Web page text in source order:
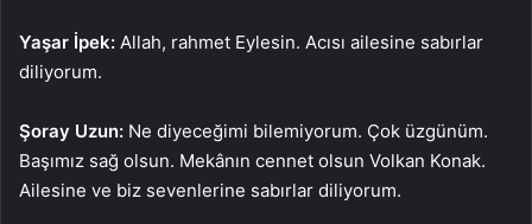
Yaşar İpek: Allah, rahmet Eylesin. Acısı ailesine sabırlar
diliyorum.
Şoray Uzun: Ne diyeceğimi bilemiyorum. Çok üzgünüm.
Başımız sağ olsun. Mekânın cennet olsun Volkan Konak.
Ailesine ve biz sevenlerine sabırlar diliyorum.